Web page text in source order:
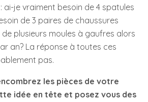
ai-je vraiment besoin de 4 spatules
de 3 paires de chaussures
de plusieurs moules à gaufres alors
an? La réponse à toutes ces
pas.
les pièces de votre
idée en tête et posez vous des